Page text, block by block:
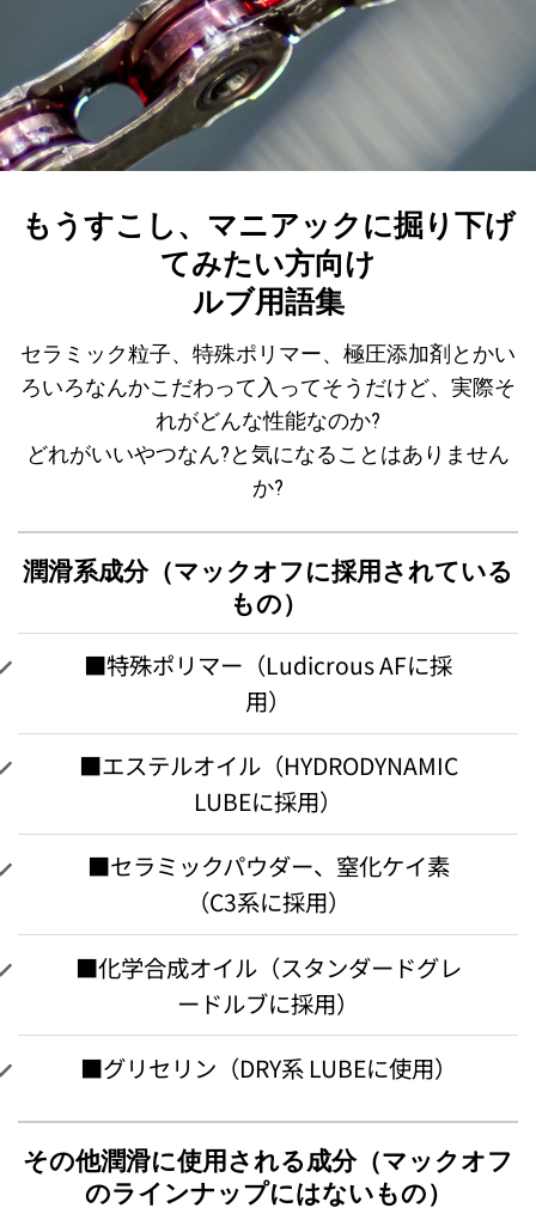
もうすこし、マニアックに掘り下げ
てみたい方向け
ルブ用語集
セラミック粒子、特殊ポリマー、極圧添加剤とかい
ろいろなんかこだわって入ってそうだけど、実際そ
れがどんな性能なのか?
どれがいいやつなん?と気になることはありません
か?
潤滑系成分（マックオフに採用されている
もの）
■特殊ポリマー（Ludicrous AFに採
用）
■エステルオイル（HYDRODYNAMIC
LUBEに採用）
■セラミックパウダー、窒化ケイ素
（C3系に採用）
■化学合成オイル（スタンダードグレ
ードルブに採用）
■グリセリン（DRY系 LUBEに使用）
その他潤滑に使用される成分（マックオフ
のラインナップにはないもの）